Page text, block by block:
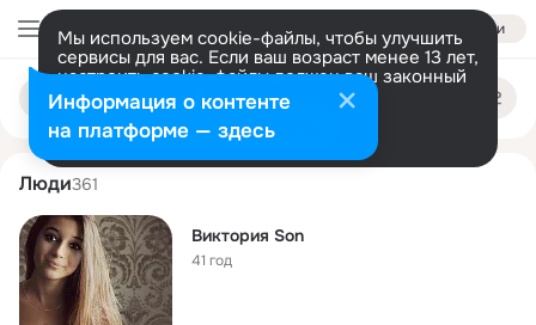
Войти
Мы используем cookie-файлы, чтобы улучшить
сервисы для вас. Если ваш возраст менее 13 лет,
настроить cookie-файлы должен ваш законный
представитель. Больше информации
Разрешить все Настроить
Поиск
людям
viktoriya son
Люди361
Виктория Son
41 год
Информация о контенте
на платформе — здесь